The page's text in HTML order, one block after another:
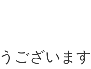
ございます